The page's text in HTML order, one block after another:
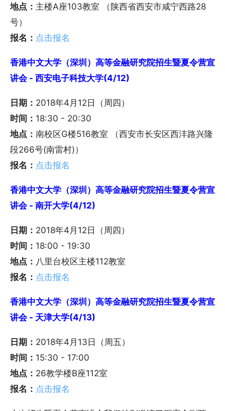
地点： 主楼A座103教室 （陕西省西安市咸宁西路28
号）
报名： 点击报名
香港中文大学（深圳）高等金融研究院招生暨夏令营宣
讲会 - 西安电子科技大学(4/12)
日期： 2018年4月12日（周四）
时间： 18:30 - 20:30
地点： 南校区G楼516教室 （西安市长安区西沣路兴隆
段266号(南雷村)）
报名： 点击报名
香港中文大学（深圳）高等金融研究院招生暨夏令营宣
讲会 - 南开大学(4/12)
日期： 2018年4月12日（周四）
时间： 18:00 - 19:30
地点： 八里台校区主楼112教室
报名： 点击报名
香港中文大学（深圳）高等金融研究院招生暨夏令营宣
讲会 - 天津大学(4/13)
日期： 2018年4月13日（周五）
时间： 15:30 - 17:00
地点： 26教学楼B座112室
报名： 点击报名